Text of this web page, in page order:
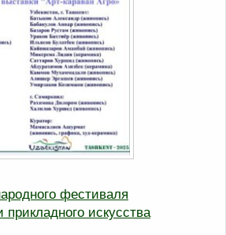
фестиваля
прикладного искусства